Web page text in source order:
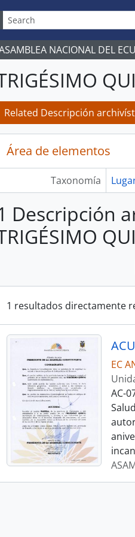
options
NACIONAL DEL
Related Descripción
Área de elementos
Taxonomía
Descripción
1 resultados directamente
EC
AC-